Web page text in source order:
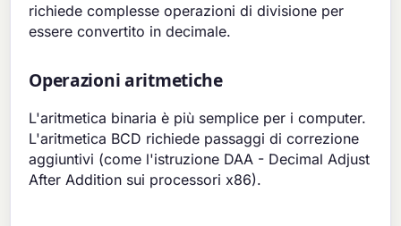
richiede complesse operazioni di divisione per
essere convertito in decimale.
Operazioni aritmetiche
L'aritmetica binaria è più semplice per i computer.
L'aritmetica BCD richiede passaggi di correzione
aggiuntivi (come l'istruzione DAA - Decimal Adjust
After Addition sui processori x86).